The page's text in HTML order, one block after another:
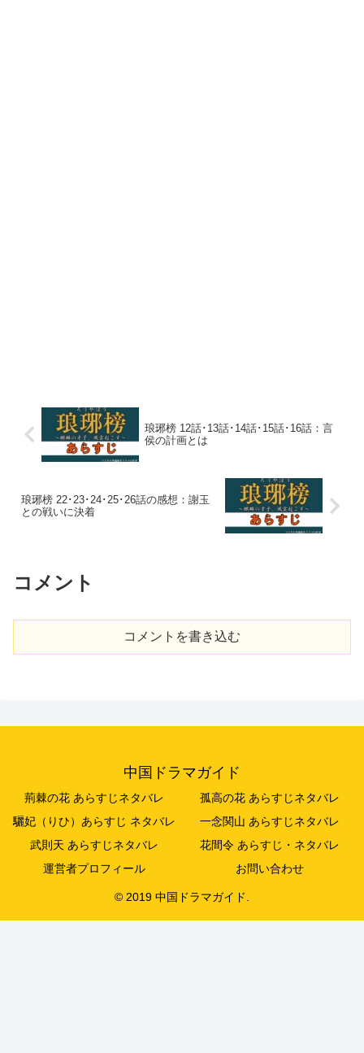
琅琊榜 12話･13話･14話･15話･16話：言
侯の計画とは
琅琊榜 22･23･24･25･26話の感想：謝玉
との戦いに決着
コメント
コメントを書き込む
中国ドラマガイド
荊棘の花 あらすじネタバレ
孤高の花 あらすじネタバレ
驪妃（りひ）あらすじ ネタバレ
一念関山 あらすじネタバレ
武則天 あらすじネタバレ
花間令 あらすじ・ネタバレ
運営者プロフィール
お問い合わせ
© 2019 中国ドラマガイド.